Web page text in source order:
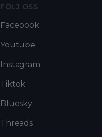
FÖLJ OSS
Facebook
Youtube
Instagram
Tiktok
Bluesky
Threads